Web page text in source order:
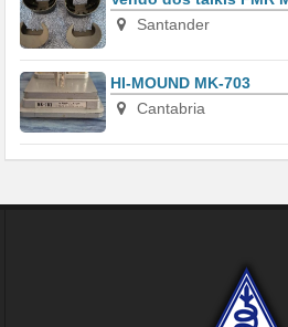
Santander
HI-MOUND MK-703
Cantabria